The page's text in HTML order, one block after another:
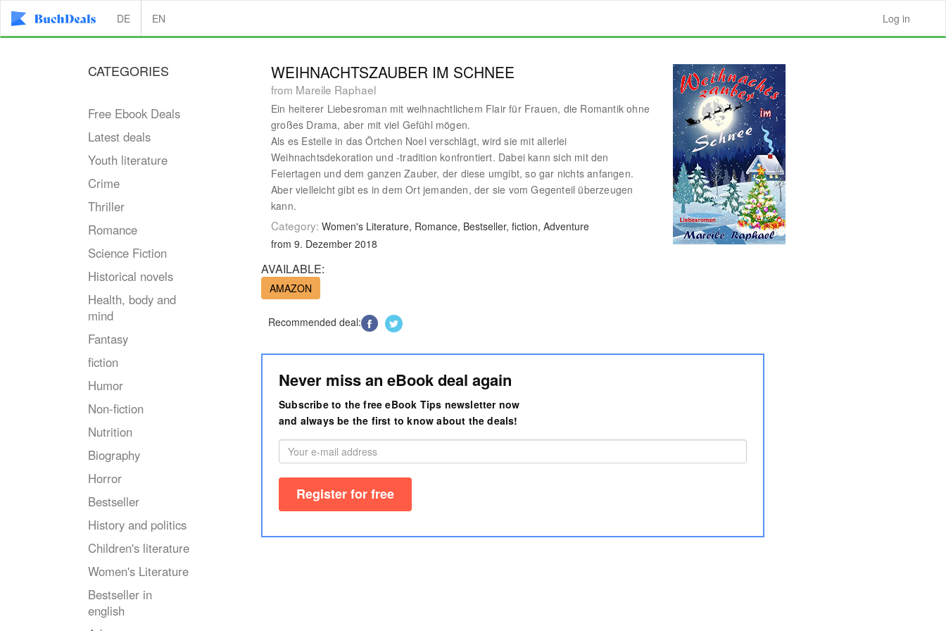
DE EN Log in
CATEGORIES
Free Ebook Deals
Latest deals
Youth literature
Crime
Thriller
Romance
Science Fiction
Historical novels
Health, body and
mind
Fantasy
fiction
Humor
Non-fiction
Nutrition
Biography
Horror
Bestseller
History and politics
Children's literature
Women's Literature
Bestseller in
english
WEIHNACHTSZAUBER IM SCHNEE
from Mareile Raphael
Ein heiterer Liebesroman mit weihnachtlichem Flair für Frauen, die Romantik ohne
großes Drama, aber mit viel Gefühl mögen.
Als es Estelle in das Örtchen Noel verschlägt, wird sie mit allerlei
Weihnachtsdekoration und -tradition konfrontiert. Dabei kann sich mit den
Feiertagen und dem ganzen Zauber, der diese umgibt, so gar nichts anfangen.
Aber vielleicht gibt es in dem Ort jemanden, der sie vom Gegenteil überzeugen
kann.
Category: Women's Literature, Romance, Bestseller, fiction, Adventure
from 9. Dezember 2018
AVAILABLE:
AMAZON
Recommended deal:
Never miss an eBook deal again
Subscribe to the free eBook Tips newsletter now
and always be the first to know about the deals!